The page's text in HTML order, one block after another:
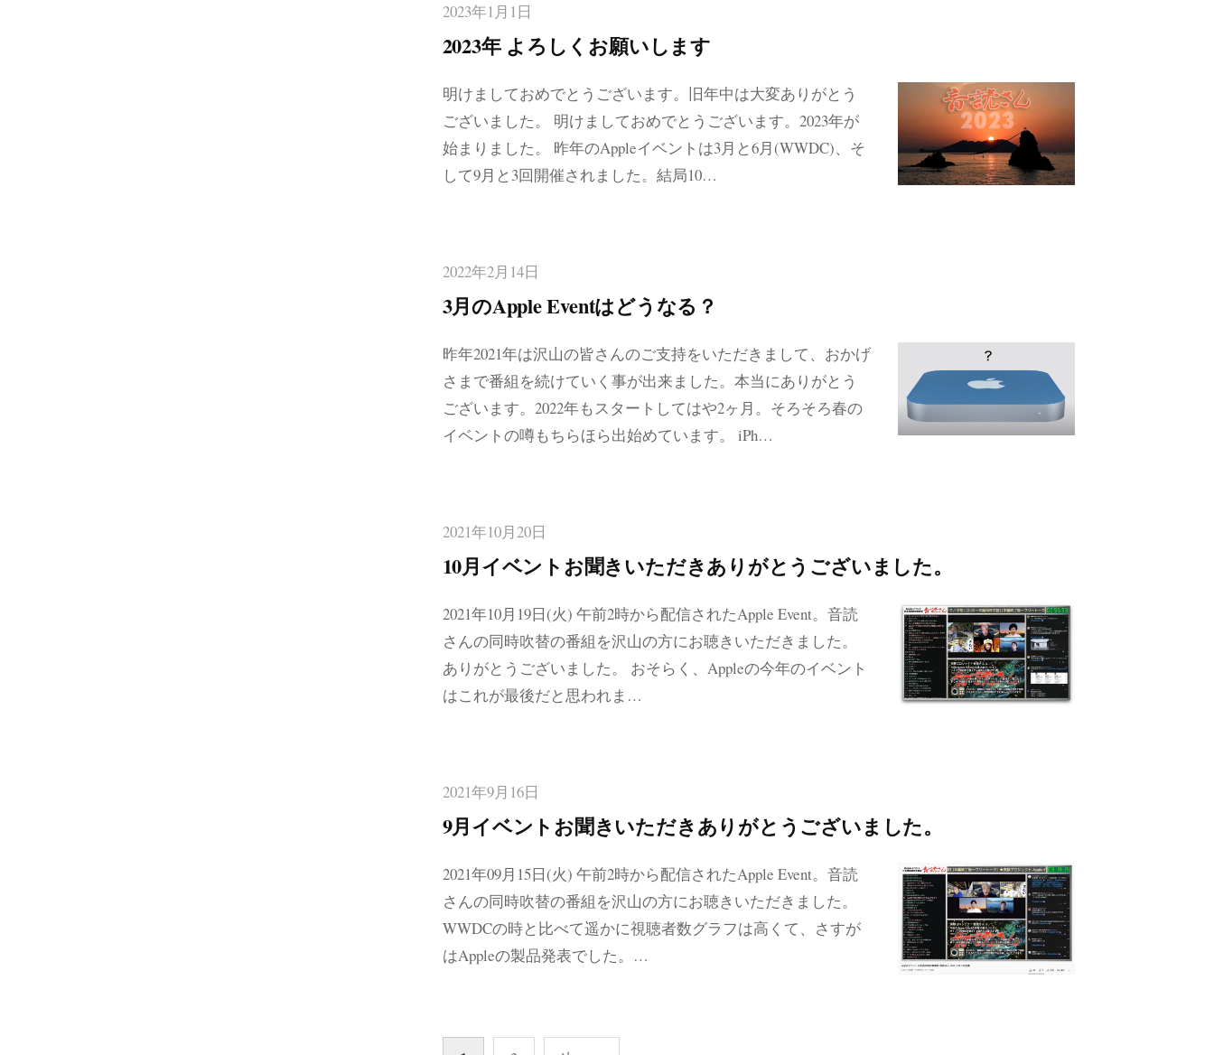
2023年1月1日
2023年 よろしくお願いします
明けましておめでとうございます。旧年中は大変ありがとう
ございました。 明けましておめでとうございます。2023年が
始まりました。 昨年のAppleイベントは3月と6月(WWDC)、そ
して9月と3回開催されました。結局10…
2022年2月14日
3月のApple Eventはどうなる？
昨年2021年は沢山の皆さんのご支持をいただきまして、おかげ
さまで番組を続けていく事が出来ました。本当にありがとう
ございます。2022年もスタートしてはや2ヶ月。そろそろ春の
イベントの噂もちらほら出始めています。 iPh…
2021年10月20日
10月イベントお聞きいただきありがとうございました。
2021年10月19日(火) 午前2時から配信されたApple Event。音読
さんの同時吹替の番組を沢山の方にお聴きいただきました。
ありがとうございました。 おそらく、Appleの今年のイベント
はこれが最後だと思われま…
2021年9月16日
9月イベントお聞きいただきありがとうございました。
2021年09月15日(火) 午前2時から配信されたApple Event。音読
さんの同時吹替の番組を沢山の方にお聴きいただきました。
WWDCの時と比べて遥かに視聴者数グラフは高くて、さすが
はAppleの製品発表でした。…